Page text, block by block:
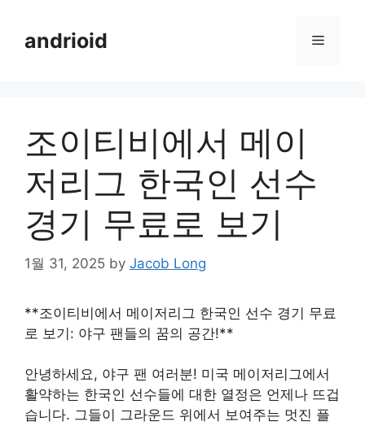
contentandrioid Menu
조이티비에서 메이
저리그 한국인 선수
경기 무료로 보기
1월 31, 2025 by Jacob Long
**조이티비에서 메이저리그 한국인 선수 경기 무료
로 보기: 야구 팬들의 꿈의 공간!**
안녕하세요, 야구 팬 여러분! 미국 메이저리그에서
활약하는 한국인 선수들에 대한 열정은 언제나 뜨겁
습니다. 그들이 그라운드 위에서 보여주는 멋진 플